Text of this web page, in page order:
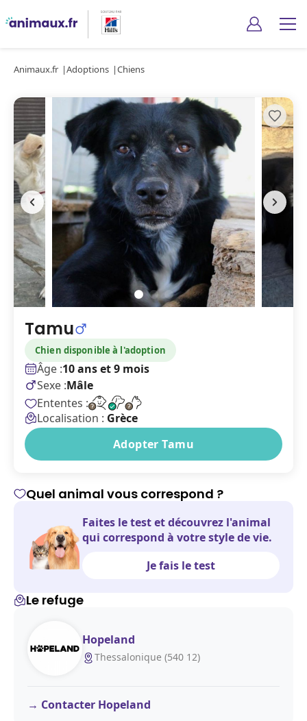
Animaux.fr Adoptions Chiens
Tamu
Chien disponible à l'adoption
Âge :10 ans et 9 mois
Sexe :Mâle
Ententes :
Localisation : Grèce
Adopter Tamu
Quel animal vous correspond ?
Faites le test et découvrez l'animal
qui correspond à votre style de vie.
Je fais le test
Le refuge
Hopeland
Thessalonique (540 12)
Contacter Hopeland